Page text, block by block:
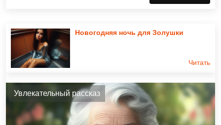
Новогодняя ночь для Золушки
Читать
Увлекательный рассказ